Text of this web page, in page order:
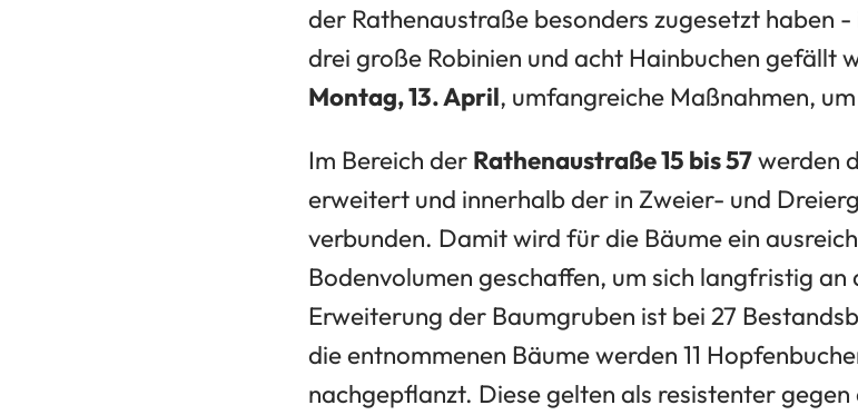
der Rathenaustraße besonders zugesetzt haben
drei große Robinien und acht Hainbuchen gefällt
Montag, 13. April, umfangreiche Maßnahmen,
Im Bereich der Rathenaustraße 15 bis 57werden
erweitert und innerhalb der in Zweier- und
verbunden. Damit wird für die Bäume ein
Bodenvolumen geschaffen, um sich langfristig
Erweiterung der Baumgruben ist bei 27
die entnommenen Bäume werden 11
nachgepflanzt. Diese gelten als resistenter